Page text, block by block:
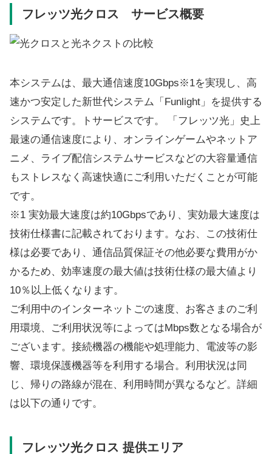
フレッツ光クロス サービス概要
本システムは、最大通信速度10Gbps※1を実現し、高
速かつ安定した新世代システム「Funlight」を提供する
システムです。トサービスです。 「フレッツ光」史上
最速の通信速度により、オンラインゲームやネットア
ニメ、ライブ配信システムサービスなどの大容量通信
もストレスなく高速快適にご利用いただくことが可能
です。
※1 実効最大速度は約10Gbpsであり、実効最大速度は
技術仕様書に記載されております。なお、この技術仕
様は必要であり、通信品質保証その他必要な費用がか
かるため、効率速度の最大値は技術仕様の最大値より
10％以上低くなります。
ご利用中のインターネットごの速度、お客さまのご利
用環境、ご利用状況等によってはMbps数となる場合が
ございます。接続機器の機能や処理能力、電波等の影
響、環境保護機器等を利用する場合。利用状況は同
じ、帰りの路線が混在、利用時間が異なるなど。詳細
は以下の通りです。
フレッツ光クロス 提供エリア